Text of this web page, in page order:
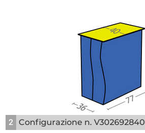
2 Configurazione n. V302692840